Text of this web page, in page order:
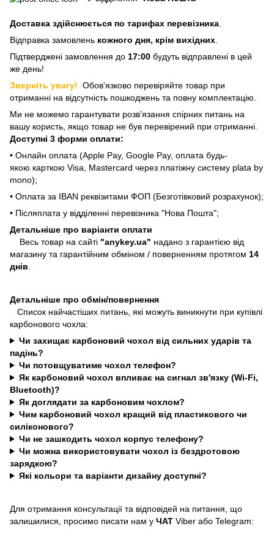
Доставка здійснюється по тарифах перевізника
Відправка замовлень кожного дня, крім вихідних
Підтверджені замовлення до 17:00 будуть відправлені в цей
же день!
Зверніть увагу! Обов'язково перевіряйте товар при
отриманні на відсутність пошкоджень та повну комплектацію.
Ми не можемо гарантувати розв'язання спірних питань на
вашу користь, якщо товар не був перевірений при отриманні.
Доступні 3 форми оплати:
• Онлайн оплата (Apple Pay, Google Pay, оплата будь-
якою карткою Visa, Mastercard через платіжну систему plata by
mono);
• Оплата за IBAN реквізитами ФОП (Безготівковий розрахунок);
• Післяплата у відділенні перевізника "Нова Пошта";
Детальніше про варіанти оплати
Весь товар на сайті "anykey.ua" надано з гарантією від
магазину та гарантійним обміном / поверненням протягом 14
днів
Детальніше про обмін/повернення
Список найчастіших питань, які можуть виникнути при купівлі
карбонового чохла:
Чи захищає карбоновий чохол від сильних ударів та
падінь?
Чи потовщуватиме чохол телефон?
Як карбоновий чохол впливає на сигнал зв'язку (Wi-Fi,
Bluetooth)?
Як доглядати за карбоновим чохлом?
Чим карбоновий чохол кращий від пластикового чи
силіконового?
Чи не зашкодить чохол корпус телефону?
Чи можна використовувати чохол із бездротовою
зарядкою?
Які кольори та варіанти дизайну доступні?
Для отримання консультації та відповідей на питання, що
залишилися, просимо писати нам у ЧАТ Viber або Telegram: